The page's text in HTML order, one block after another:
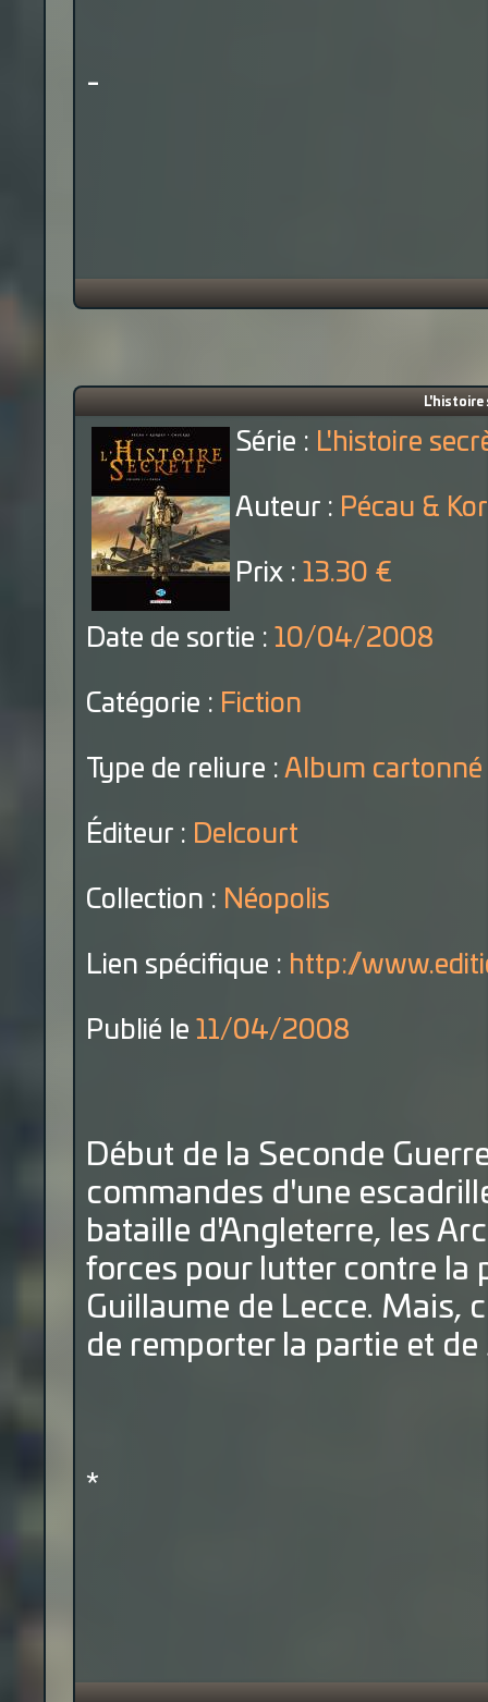
-
L'histoire
Série : L'histoire
Auteur : Pécau &
Prix : 13.30 €
Date de sortie : 10/04/2008
Catégorie : Fiction
Type de reliure : Album cartonné
Éditeur : Delcourt
Collection : Néopolis
Lien spécifique : http://
Publié le 11/04/2008
Début de la Seconde
commandes d'une
bataille d'Angleterre, les
forces pour lutter contre la
Guillaume de Lecce. Mais,
de remporter la partie et
*